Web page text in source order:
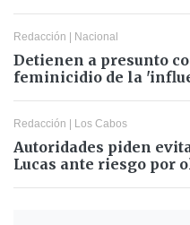
Redacción | Nacional
Detienen a presunto
feminicidio de la
Redacción | Los Cabos
Autoridades piden
Lucas ante riesgo por